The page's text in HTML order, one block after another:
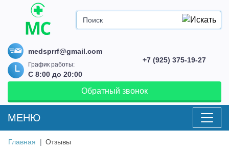
medsprrf@gmail.com
График работы:
С 8:00 до 20:00
+7 (925) 375-19-27
Обратный звонок
MEНЮ
Главная Отзывы